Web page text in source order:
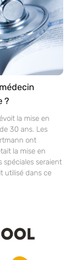
?
la mise en
30 ans. Les
ont
la mise en
seraient
utilisé dans ce